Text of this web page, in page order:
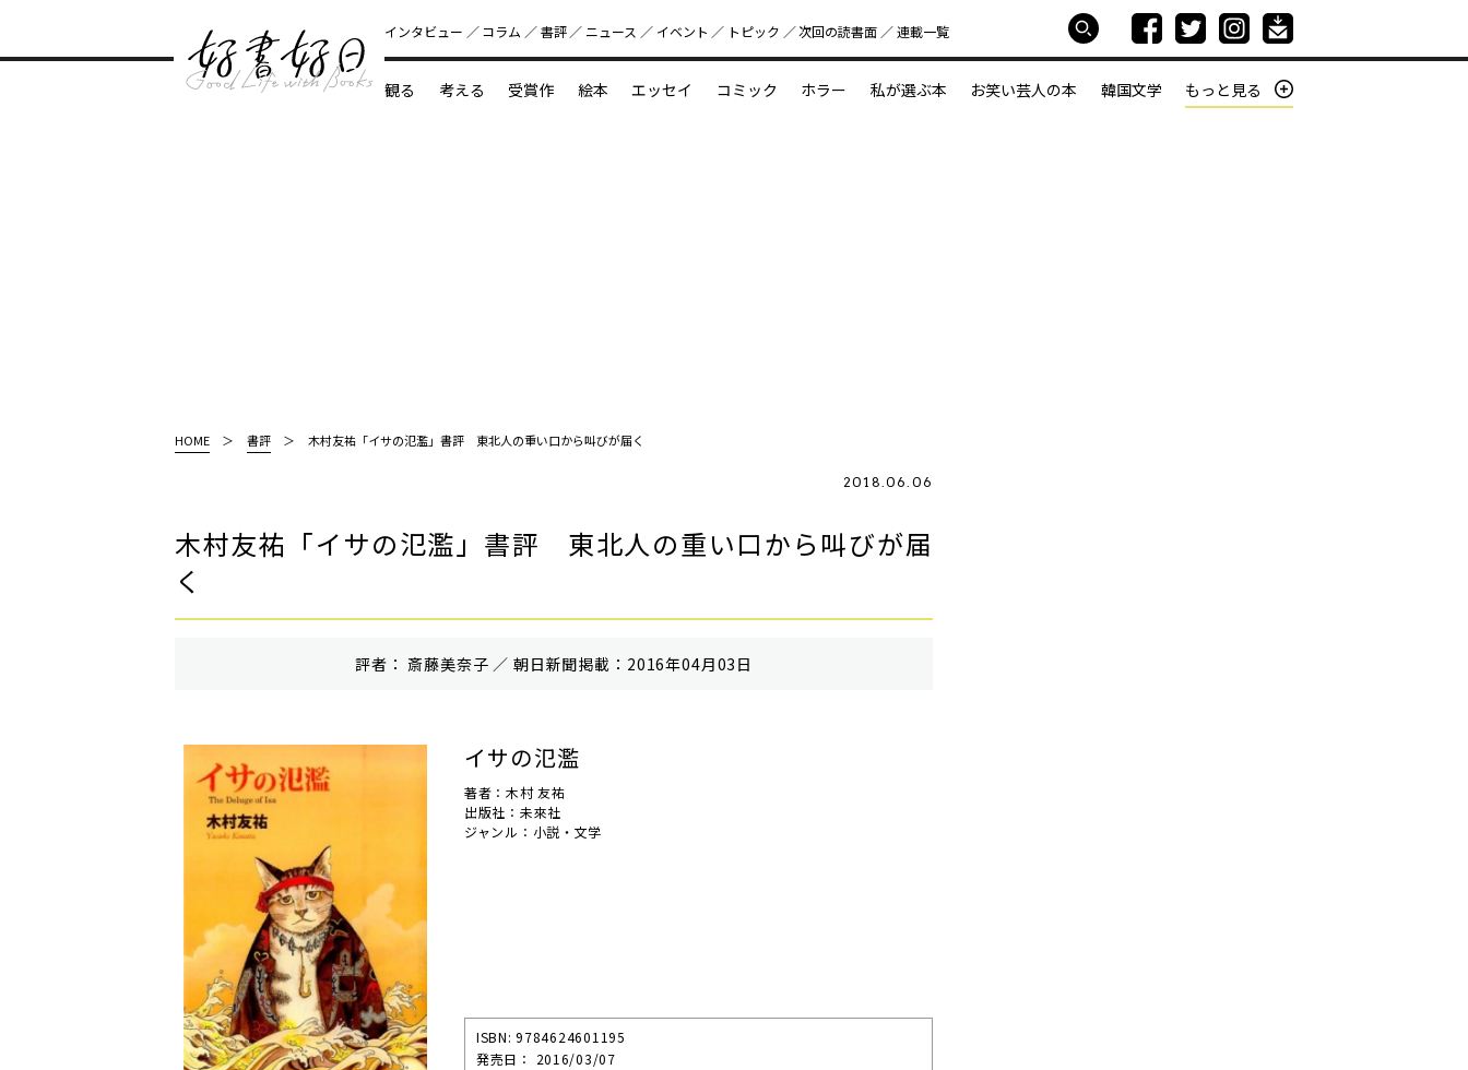
好書好日
インタビュー コラム 書評 ニュース イベント トピック 次回の読書⾯ 連載一覧
観る 考える 受賞作 絵本 エッセイ コミック ホラー 私が選ぶ本 お笑い芸人の本 韓国文学 もっと見る
HOME 書評 木村友祐「イサの氾濫」書評 東北人の重い口から叫びが届く
2018.06.06
木村友祐「イサの氾濫」書評 東北人の重い口から叫びが届
く
評者： 斎藤美奈子 ／ 朝⽇新聞掲載：2016年04月03日
イサの氾濫
著者：木村 友祐
出版社：未來社
ジャンル：小説・文学
ISBN: 9784624601195
発売⽇： 2016/03/07